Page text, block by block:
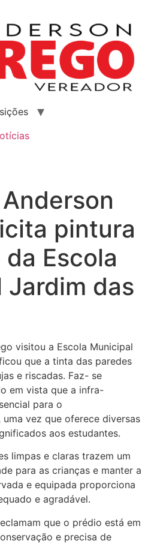
pintura
Escola
Jardim das
visitou a Escola Municipal
que a tinta das paredes
e riscadas. Faz- se
em vista que a infra-
para o
vez que oferece diversas
aos estudantes.
limpas e claras trazem um
para as crianças e manter a
e equipada proporciona
e agradável.
que o prédio está em
e precisa de